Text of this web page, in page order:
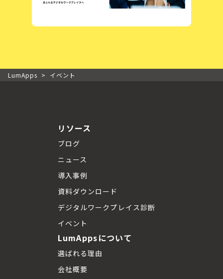
LumApps > イベント
リソース
ブログ
ニュース
導入事例
資料ダウンロード
デジタルワークプレイス診断
イベント
LumAppsについて
選ばれる理由
会社概要